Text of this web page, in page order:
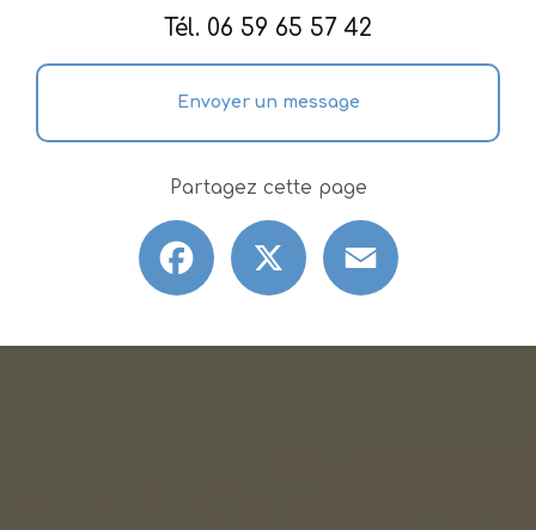
Tél. 06 59 65 57 42
Envoyer un message
Partagez cette page
Facebook